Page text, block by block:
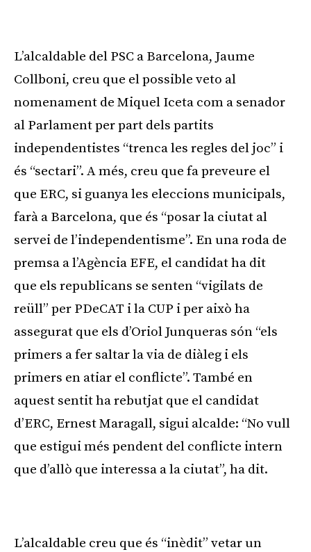
L’alcaldable del PSC a Barcelona, Jaume
Collboni, creu que el possible veto al
nomenament de Miquel Iceta com a senador
al Parlament per part dels partits
independentistes “trenca les regles del joc” i
és “sectari”. A més, creu que fa preveure el
que ERC, si guanya les eleccions municipals,
farà a Barcelona, que és “posar la ciutat al
servei de l’independentisme”. En una roda de
premsa a l’Agència EFE, el candidat ha dit
que els republicans se senten “vigilats de
reüll” per PDeCAT i la CUP i per això ha
assegurat que els d’Oriol Junqueras són “els
primers a fer saltar la via de diàleg i els
primers en atiar el conflicte”. També en
aquest sentit ha rebutjat que el candidat
d’ERC, Ernest Maragall, sigui alcalde: “No vull
que estigui més pendent del conflicte intern
que d’allò que interessa a la ciutat”, ha dit.
L’alcaldable creu que és “inèdit” vetar un